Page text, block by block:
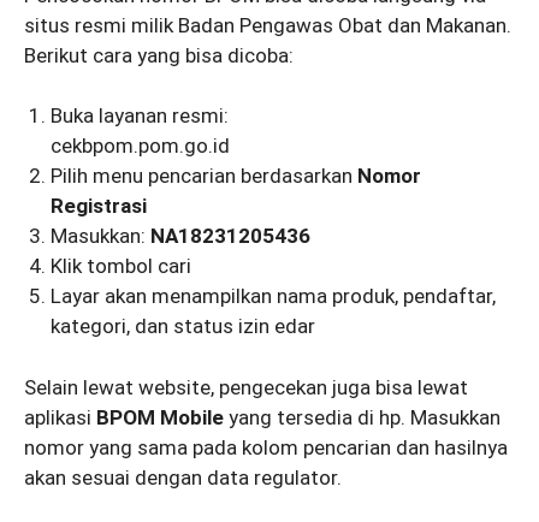
situs resmi milik Badan Pengawas Obat dan Makanan.
Berikut cara yang bisa dicoba:
Buka layanan resmi:
cekbpom.pom.go.id
Pilih menu pencarian berdasarkan Nomor
Registrasi
Masukkan: NA18231205436
Klik tombol cari
Layar akan menampilkan nama produk, pendaftar,
kategori, dan status izin edar
Selain lewat website, pengecekan juga bisa lewat
aplikasi BPOM Mobile yang tersedia di hp. Masukkan
nomor yang sama pada kolom pencarian dan hasilnya
akan sesuai dengan data regulator.